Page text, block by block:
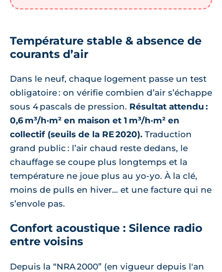
Température stable & absence de
courants d’air
Dans le neuf, chaque logement passe un test
obligatoire : on vérifie combien d’air s’échappe
sous 4 pascals de pression. Résultat attendu :
0,6 m³/h·m² en maison et 1 m³/h·m² en
collectif (seuils de la RE 2020). Traduction
grand public : l’air chaud reste dedans, le
chauffage se coupe plus longtemps et la
température ne joue plus au yo‑yo. À la clé,
moins de pulls en hiver… et une facture qui ne
s’envole pas.
Confort acoustique : Silence radio
entre voisins
Depuis la “NRA 2000” (en vigueur depuis l'an